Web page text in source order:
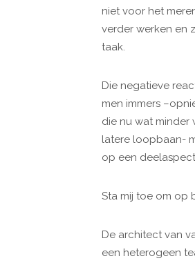
niet voor het
verder werken en
taak.
Die negatieve
men immers
die nu wat minder
latere loopbaan-
op een
Sta mij toe om op
De architect van
een heterogeen